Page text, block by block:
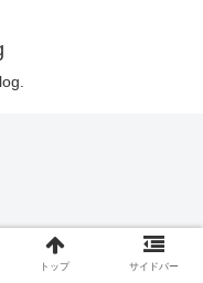
トップ サイドバー